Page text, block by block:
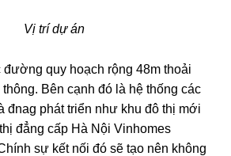
Vị trí dự án
đường quy hoạch rộng 48m thoải
Bên cạnh đó là hệ thống các
đnag phát triển như khu đô thị mới
đẳng cấp Hà Nội Vinhomes
sự kết nối đó sẽ tạo nên không